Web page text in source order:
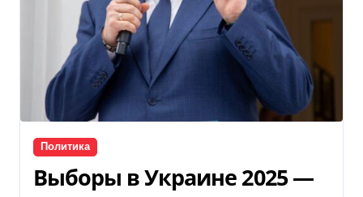
Политика
Выборы в Украине 2025 —